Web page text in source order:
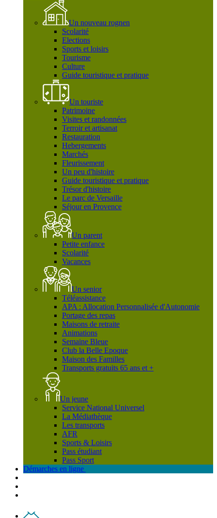
Un nouveau rognen
Scolarité
Elections
Sports et loisirs
Tourisme
Culture
Guide touristique et pratique
Un touriste
Patrimoine
Visites et randonnées
Terroir et artisanat
Restauration
Hebergements
Marchés
Fleurissement
Un peu d'histoire
Guide touristique et pratique
Trésor d'histoire
Le parc de Versaille
Séjour en Provence
Un parent
Petite enfance
Scolarité
Vacances
Un senior
Téléassistance
APA : Allocation Personnalisée d'Autonomie
Portage des repas
Maisons de retraite
Animations
Semaine Bleue
Club la Belle Epoque
Maison des Familles
Transports gratuits 65 ans et +
Un jeune
Service National Universel
La Médiathèque
Les transports
AFR
Sports & Loisirs
Pass étudiant
Pass Sport
Démarches en ligne
Contact